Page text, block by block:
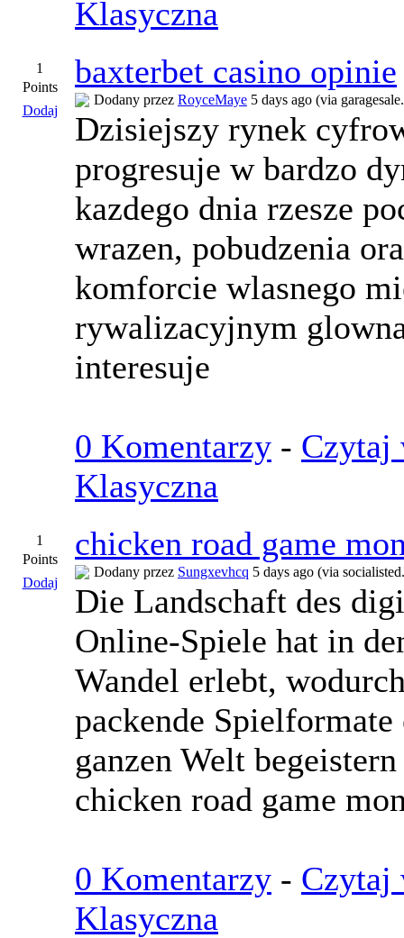
Klasyczna
1
Points
Dodaj
baxterbet casino opinie
Dodany przez RoyceMaye 5 days ago (via
Dzisiejszy rynek
progresuje w bardzo
kazdego dnia rzesze
wrazen, pobudzenia
komforcie wlasnego
rywalizacyjnym
interesuje
0 Komentarzy - Czytaj
Klasyczna
1
Points
Dodaj
chicken road game
Dodany przez Sungxevhcq 5 days ago (via
Die Landschaft des
Online-Spiele hat in
Wandel erlebt,
packende
ganzen Welt
chicken road game
0 Komentarzy - Czytaj
Klasyczna